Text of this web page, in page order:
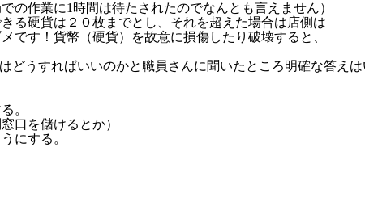
の作業に1時間は待たされたのでなんとも言えません）
る硬貨は２０枚までとし、それを超えた場合は店側は
です！貨幣（硬貨）を故意に損傷したり破壊すると、
うすればいいのかと職員さんに聞いたところ明確な答えは
。
口を儲けるとか）
にする。